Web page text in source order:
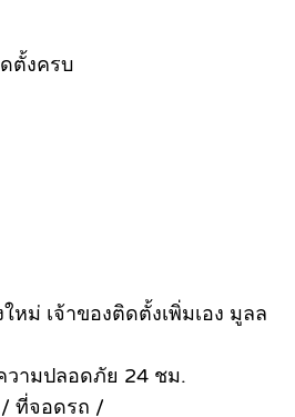
ตั้งครบ
ม่ เจ้าของติดตั้งเพิ่มเอง มูลล
วามปลอดภัย 24 ชม.
/ ที่จอดรถ /